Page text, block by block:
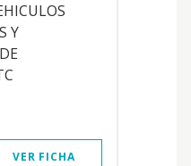
Y
VER FICHA